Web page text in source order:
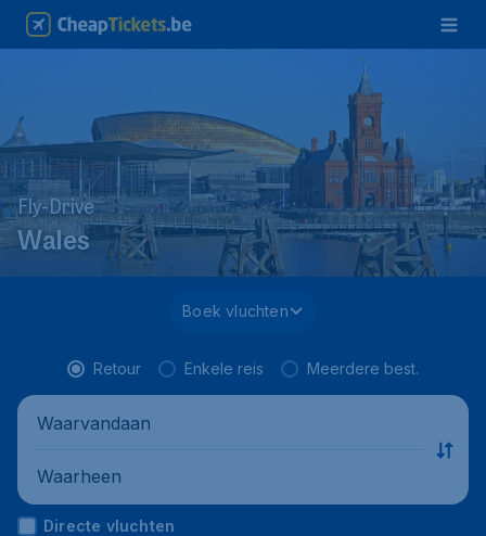
Fly-Drive
Wales
Boek vluchten
Retour Enkele reis Meerdere best.
Waarvandaan
Waarheen
Directe vluchten